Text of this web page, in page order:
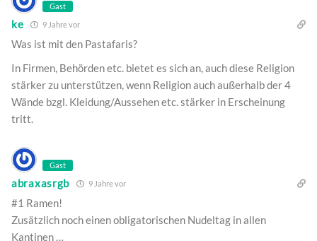
Gast
ke 9 Jahre vor
Was ist mit den Pastafaris?
In Firmen, Behörden etc. bietet es sich an, auch diese Religion
stärker zu unterstützen, wenn Religion auch außerhalb der 4
Wände bzgl. Kleidung/Aussehen etc. stärker in Erscheinung
tritt.
Gast
abraxasrgb 9 Jahre vor
#1 Ramen!
Zusätzlich noch einen obligatorischen Nudeltag in allen
Kantinen …